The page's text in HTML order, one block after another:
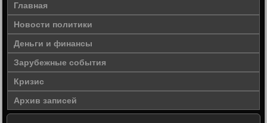
Главная
Новости политики
Деньги и финансы
Зарубежные события
Кризис
Архив записей